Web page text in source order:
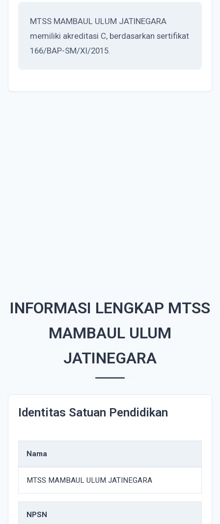
MTSS MAMBAUL ULUM JATINEGARA
memiliki akreditasi C, berdasarkan sertifikat
166/BAP-SM/XI/2015.
INFORMASI LENGKAP MTSS
MAMBAUL ULUM
JATINEGARA
Identitas Satuan Pendidikan
Nama
MTSS MAMBAUL ULUM JATINEGARA
NPSN